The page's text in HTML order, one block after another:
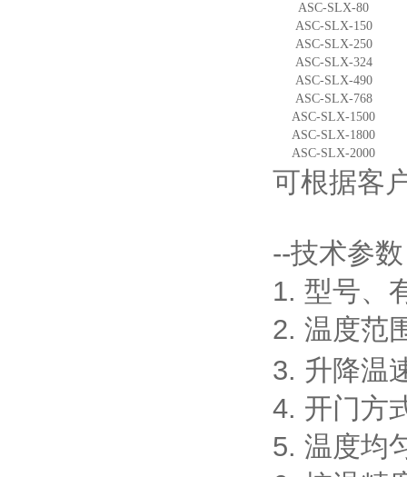
ASC-SLX-80
ASC-SLX-150
ASC-SLX-250
ASC-SLX-324
ASC-SLX-490
ASC-SLX-768
ASC-SLX-1500
ASC-SLX-1800
ASC-SLX-2000
可根据客
--技术参
1. 型号、
2. 温度
3. 升降温
4. 开门方
5. 温度均